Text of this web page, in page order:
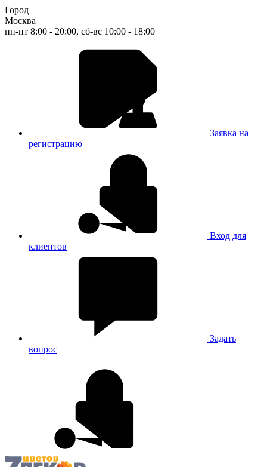
Город
Москва
пн-пт 8:00 - 20:00, сб-вс 10:00 - 18:00
Заявка на
регистрацию
Вход для
клиентов
Задать
вопрос